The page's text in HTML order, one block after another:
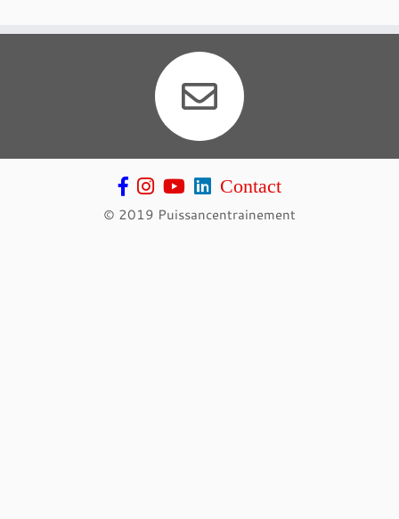
Contact
© 2019 Puissancentrainement